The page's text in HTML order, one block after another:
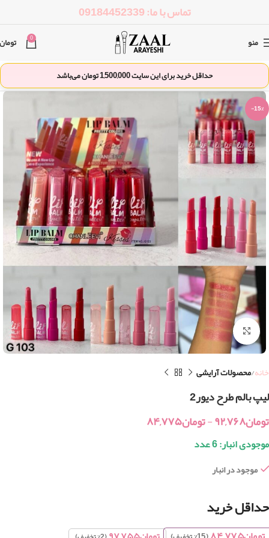
تماس با ما: 09184452339
منو 0 تومان
حداقل خرید برای این سایت1,500,000تومان می‌باشد
-15%
بزرگنمایی تصویر
خانه محصولات آرایشی
لیپ بالم طرح دیور2
تومان۹۲,۷۶۸-تومان۸۴,۷۷۵
موجودی انبار: 6 عدد
موجود در انبار
حداقل خرید